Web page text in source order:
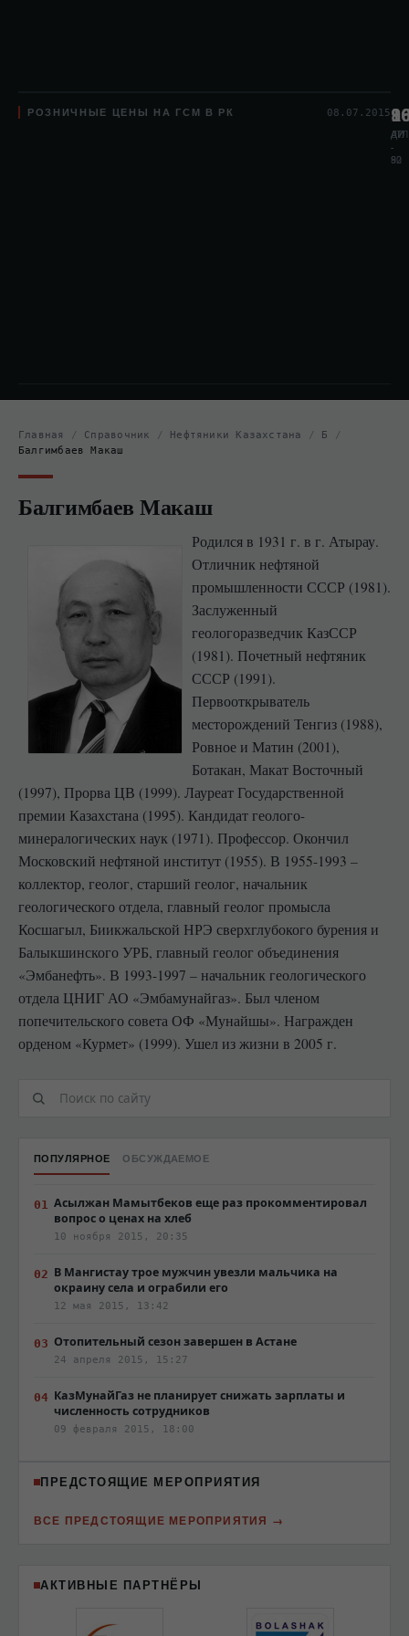
РОЗНИЧНЫЕ ЦЕНЫ НА ГСМ В РК 08.07.2015
АИ
-
80
АИ
-
92
ДТЛ
Главная / Справочник / Нефтяники Казахстана / Б
/
Балгимбаев Макаш
Балгимбаев Макаш
Родился в 1931 г. в г. Атырау.
Отличник нефтяной
промышленности СССР (1981).
Заслуженный
геологоразведчик КазССР
(1981). Почетный нефтяник
СССР (1991).
Первооткрыватель
месторождений Тенгиз (1988),
Ровное и Матин (2001),
Ботакан, Макат Восточный
(1997), Прорва ЦВ (1999). Лауреат Государственной
премии Казахстана (1995). Кандидат геолого-
минералогических наук (1971). Профессор. Окончил
Московский нефтяной институт (1955). В 1955-1993 –
коллектор, геолог, старший геолог, начальник
геологического отдела, главный геолог промысла
Косшагыл, Биикжальской НРЭ сверхглубокого бурения и
Балыкшинского УРБ, глав­ный геолог объединения
«Эмбанефть». В 1993-1997 – начальник геологического
отдела ЦНИГ АО «Эмбамунайгаз». Был членом
попечительского совета ОФ «Мунайшы». Награжден
орденом «Курмет» (1999). Ушел из жизни в 2005 г.
ПОПУЛЯРНОЕ ОБСУЖДАЕМОЕ
Асылжан Мамытбеков еще раз прокомментировал
вопрос о ценах на хлеб
10 ноября 2015, 20:35
В Мангистау трое мужчин увезли мальчика на
окраину села и ограбили его
12 мая 2015, 13:42
Отопительный сезон завершен в Астане
24 апреля 2015, 15:27
КазМунайГаз не планирует снижать зарплаты и
численность сотрудников
09 февраля 2015, 18:00
ПРЕДСТОЯЩИЕ МЕРОПРИЯТИЯ
ВСЕ ПРЕДСТОЯЩИЕ МЕРОПРИЯТИЯ
АКТИВНЫЕ ПАРТНЁРЫ